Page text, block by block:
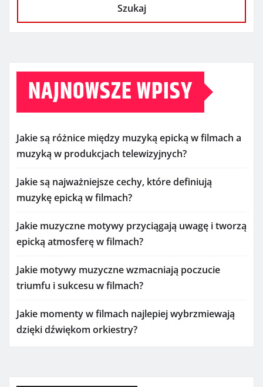
Szukaj
NAJNOWSZE WPISY
Jakie są różnice między muzyką epicką w filmach a
muzyką w produkcjach telewizyjnych?
Jakie są najważniejsze cechy, które definiują
muzykę epicką w filmach?
Jakie muzyczne motywy przyciągają uwagę i tworzą
epicką atmosferę w filmach?
Jakie motywy muzyczne wzmacniają poczucie
triumfu i sukcesu w filmach?
Jakie momenty w filmach najlepiej wybrzmiewają
dzięki dźwiękom orkiestry?